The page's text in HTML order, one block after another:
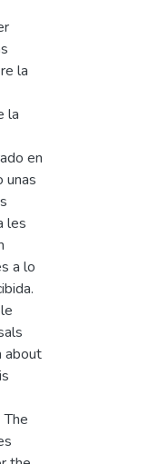
la
la
en
unas
les
a lo
about